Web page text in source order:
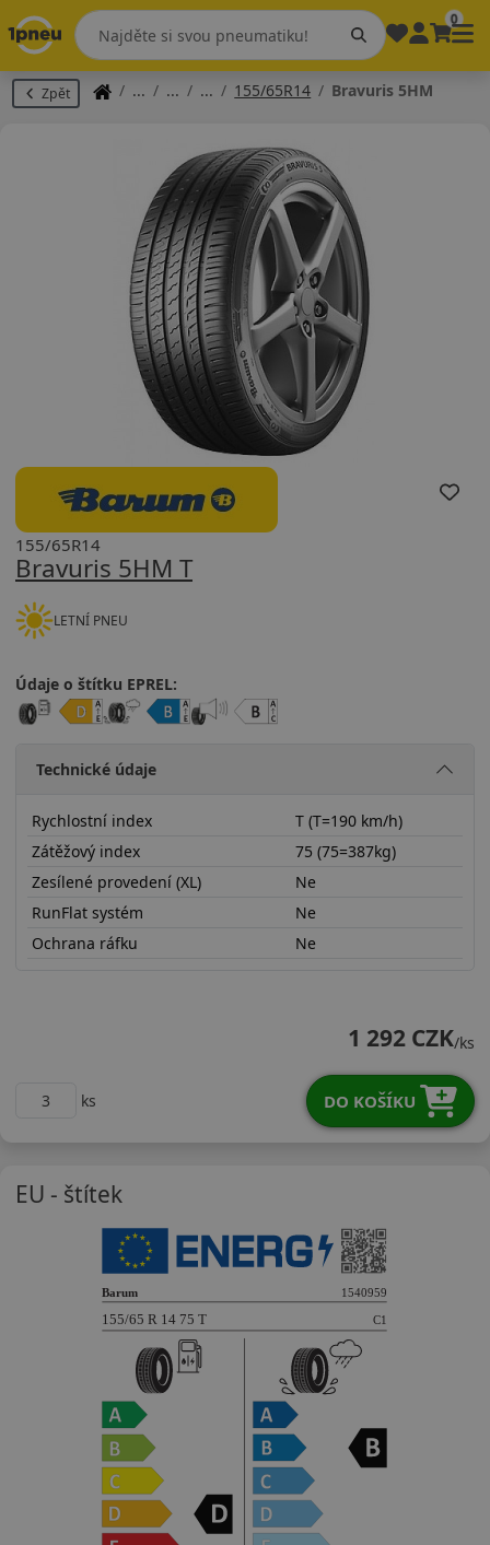
0
Zpět 155/65R14 Bravuris 5HM
Bravuris 5HM T
155/65R14
LETNÍ PNEU
Údaje o štítku EPREL:
Technické údaje
Rychlostní index
T (T=190 km/h)
Zátěžový index
75 (75=387kg)
Zesílené provedení (XL)
Ne
RunFlat systém
Ne
Ochrana ráfku
Ne
1 292 CZK/ks
ks DO KOŠÍKU
EU - štítek